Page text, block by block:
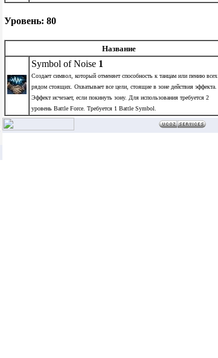
Уровень: 80
Название
Symbol of Noise 1
Создает символ, который отменяет способность к танцам или пению всех
рядом стоящих. Охватывает все цели, стоящие в зоне действия эффекта.
Эффект исчезает, если покинуть зону. Для использования требуется 2
уровень Battle Force. Требуется 1 Battle Symbol.